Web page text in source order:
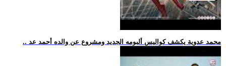
.. محمد عدوية يكشف كواليس ألبومه الجديد ومشروع عن والده أحمد عد